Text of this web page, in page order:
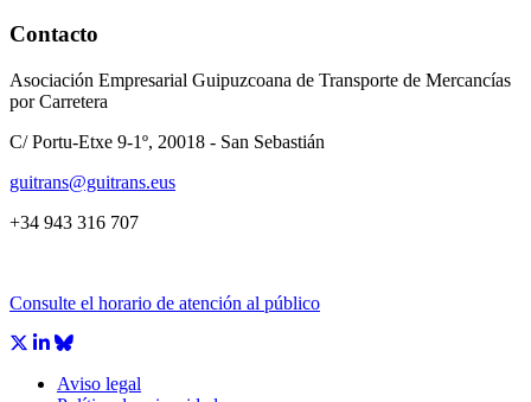
Contacto
Asociación Empresarial Guipuzcoana de Transporte de Mercancías
por Carretera
C/ Portu-Etxe 9-1º, 20018 - San Sebastián
guitrans@guitrans.eus
+34 943 316 707
Consulte el horario de atención al público
Aviso legal